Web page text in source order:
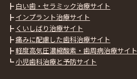
┣ 白い歯・セラミック治療サイト
┣ インプラント治療サイト
┣ くいしばり治療サイト
┣痛みに配慮した歯科治療サイト
┣軽度高気圧濃縮酸素・歯周病治療サイト
┗ 小児歯科治療と予防サイト